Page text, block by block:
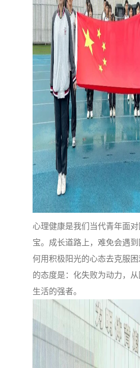
心理健康是我们当代青年面
宝。成长道路上，难免会遇
何用积极阳光的心态去克服
的态度是：化失败为动力，
生活的强者。